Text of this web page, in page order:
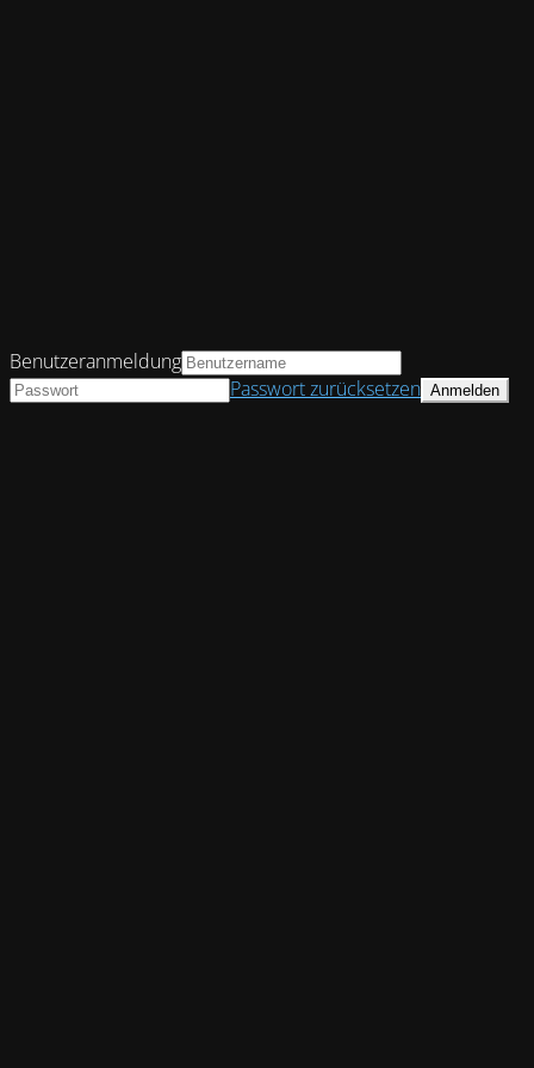
Benutzeranmeldung
Passwort zurücksetzen